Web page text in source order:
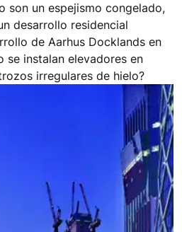
son un espejismo congelado,
desarrollo residencial
de Aarhus Docklands en
se instalan elevadores en
irregulares de hielo?